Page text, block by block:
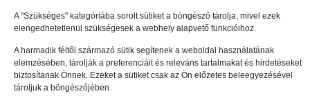
A "Szükséges" kategóriába sorolt sütiket a böngésző tárolja, mivel ezek
elengedhetetlenül szükségesek a webhely alapvető funkcióihoz.
A harmadik féltől származó sütik segítenek a weboldal használatának
elemzésében, tárolják a preferenciáit és releváns tartalmakat és hirdetéseket
biztosítanak Önnek. Ezeket a sütiket csak az Ön előzetes beleegyezésével
tároljuk a böngészőjében.
Alapítvány
Vállalkozásfejlesztési
Alapítvány
Impresszum Adatkezelési tájékoztató (EU)